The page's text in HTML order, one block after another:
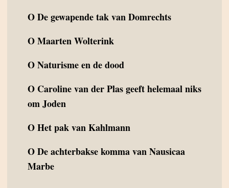
ODe gewapende tak van Domrechts
OMaarten Wolterink
ONaturisme en de dood
O Caroline van der Plas geeft helemaal niks
om Joden
OHet pak van Kahlmann
ODe achterbakse komma van Nausicaa
Marbe